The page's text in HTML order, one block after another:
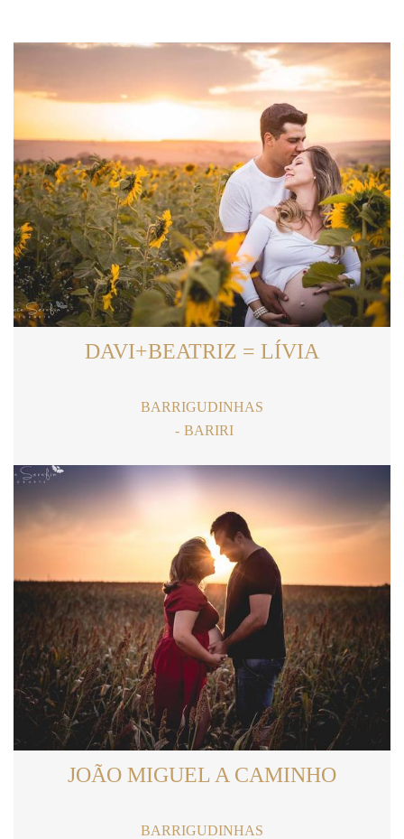
DAVI+BEATRIZ = LÍVIA
BARRIGUDINHAS
BARIRI
JOÃO MIGUEL A CAMINHO
BARRIGUDINHAS